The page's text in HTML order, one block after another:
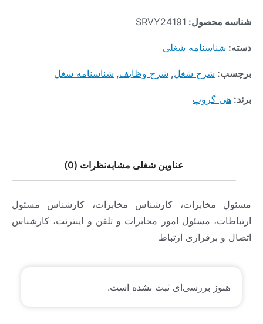
شناسه محصول: SRVY24191
دسته: شناسنامه شغلی
برچسب: شرح شغل, شرح وظایف, شناسنامه شغل
برند: هی گروپ
عناوین شغلی مشابهنظرات (0)
مسئول مخابرات، کارشناس مخابرات، کارشناس مسئول
ارتباطات، مسئول امور مخابرات و تلفن و اینترنت، کارشناس
اتصال و برقراری ارتباط
هنوز بررسی‌ای ثبت نشده است.